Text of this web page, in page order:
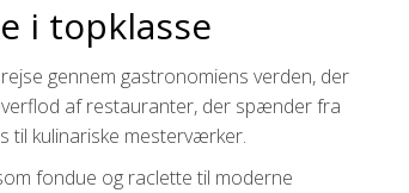
i topklasse
gennem gastronomiens verden, der
af restauranter, der spænder fra
til kulinariske mesterværker.
fondue og raclette til moderne